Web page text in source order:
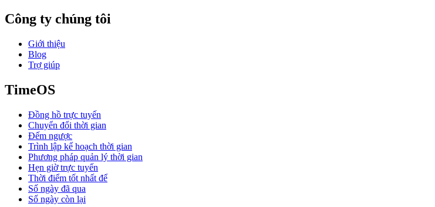
Công ty chúng tôi
Giới thiệu
Blog
Trợ giúp
TimeOS
Đồng hồ trực tuyến
Chuyển đổi thời gian
Đếm ngược
Trình lập kế hoạch thời gian
Phương pháp quản lý thời gian
Hẹn giờ trực tuyến
Thời điểm tốt nhất để
Số ngày đã qua
Số ngày còn lại